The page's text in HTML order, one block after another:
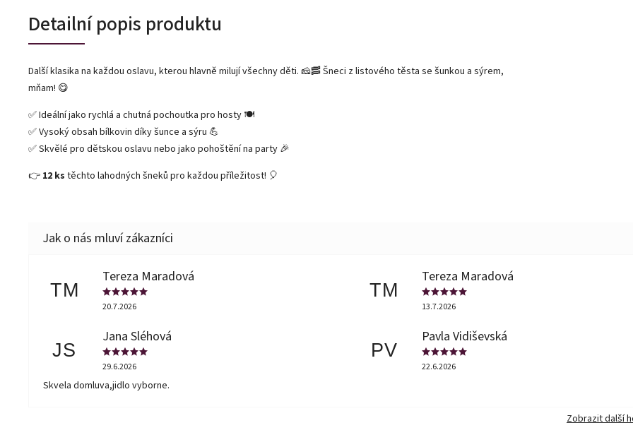
Detailní popis produktu
Další klasika na každou oslavu, kterou hlavně milují všechny děti. 🧀🥓 Šneci z listového těsta se šunkou a sýrem,
mňam! 😋
✅ Ideální jako rychlá a chutná pochoutka pro hosty 🍽️
✅ Vysoký obsah bílkovin díky šunce a sýru 💪
✅ Skvělé pro dětskou oslavu nebo jako pohoštění na party 🎉
👉 12 ks těchto lahodných šneků pro každou příležitost! 🎈
TM
Tereza Maradová
20.7.2026
TM
Tereza Maradová
13.7.2026
JS
Jana Sléhová
29.6.2026
Skvela domluva,jidlo vyborne.
PV
Pavla Vidiševská
22.6.2026
Zobrazit další